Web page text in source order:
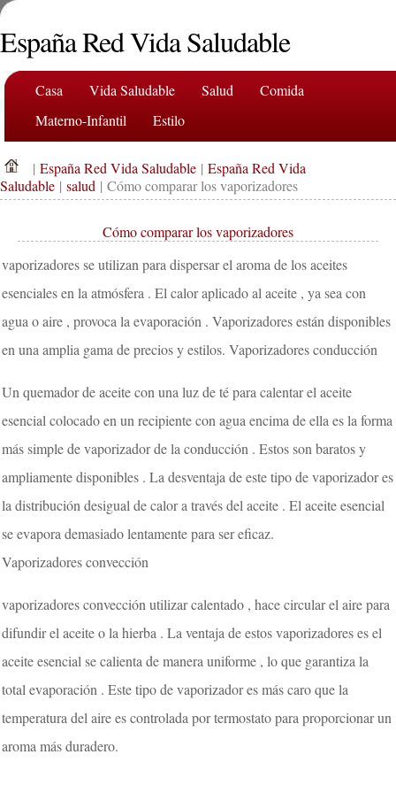
España Red Vida Saludable
Casa Vida Saludable Salud
Comida
Materno-Infantil
Estilo
| España Red Vida Saludable | España Red Vida
Saludable | salud | Cómo comparar los vaporizadores
Cómo comparar los vaporizadores
vaporizadores se utilizan para dispersar el aroma de los aceites
esenciales en la atmósfera . El calor aplicado al aceite , ya sea con
agua o aire , provoca la evaporación . Vaporizadores están disponibles
en una amplia gama de precios y estilos. Vaporizadores conducción
Un quemador de aceite con una luz de té para calentar el aceite
esencial colocado en un recipiente con agua encima de ella es la forma
más simple de vaporizador de la conducción . Estos son baratos y
ampliamente disponibles . La desventaja de este tipo de vaporizador es
la distribución desigual de calor a través del aceite . El aceite esencial
se evapora demasiado lentamente para ser eficaz.
Vaporizadores convección
vaporizadores convección utilizar calentado , hace circular el aire para
difundir el aceite o la hierba . La ventaja de estos vaporizadores es el
aceite esencial se calienta de manera uniforme , lo que garantiza la
total evaporación . Este tipo de vaporizador es más caro que la
temperatura del aire es controlada por termostato para proporcionar un
aroma más duradero.